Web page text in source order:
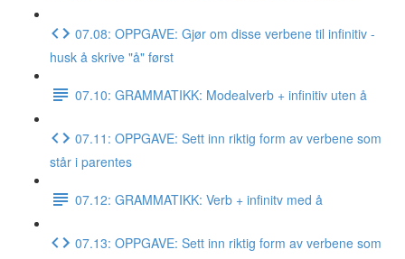
07.08: OPPGAVE: Gjør om disse verbene til infinitiv -
husk å skrive "å" først
07.10: GRAMMATIKK: Modealverb + infinitiv uten å
07.11: OPPGAVE: Sett inn riktig form av verbene som
står i parentes
07.12: GRAMMATIKK: Verb + infinitv med å
07.13: OPPGAVE: Sett inn riktig form av verbene som